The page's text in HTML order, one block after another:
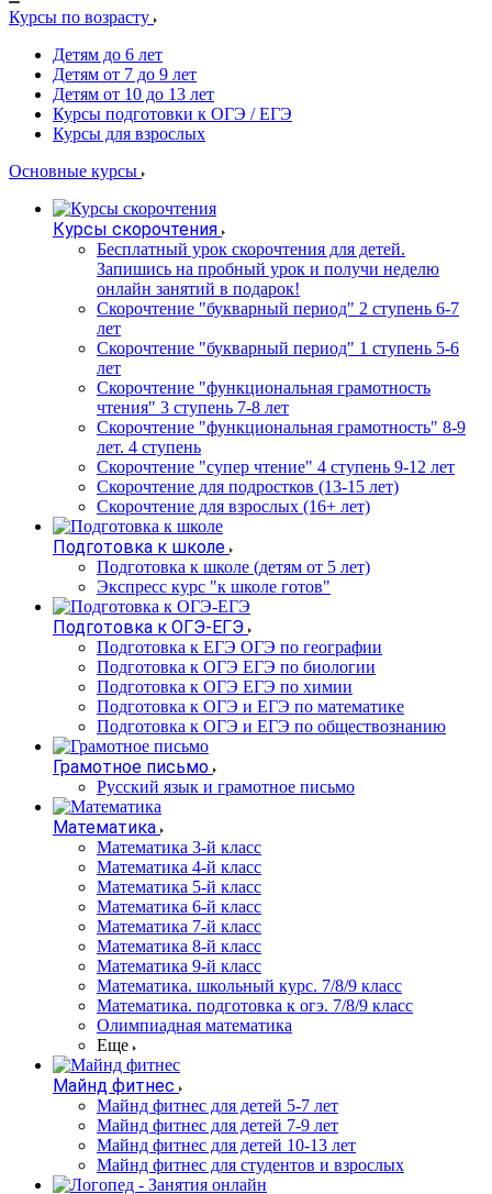
Курсы по возрасту
Детям до 6 лет
Детям от 7 до 9 лет
Детям от 10 до 13 лет
Курсы подготовки к ОГЭ / ЕГЭ
Курсы для взрослых
Основные курсы
Курсы скорочтения
Бесплатный урок скорочтения для детей.
Запишись на пробный урок и получи неделю
онлайн занятий в подарок!
Cкорочтение "букварный период" 2 ступень 6-7
лет
Скорочтение "букварный период" 1 ступень 5-6
лет
Скорочтение "функциональная грамотность
чтения" 3 ступень 7-8 лет
Скорочтение "функциональная грамотность" 8-9
лет. 4 ступень
Скорочтение "супер чтение" 4 ступень 9-12 лет
Скорочтение для подростков (13-15 лет)
Cкорочтение для взрослых (16+ лет)
Подготовка к школе
Подготовка к школе (детям от 5 лет)
Экспресс курс "к школе готов"
Подготовка к ОГЭ-ЕГЭ
Подготовка к ЕГЭ ОГЭ по географии
Подготовка к ОГЭ ЕГЭ по биологии
Подготовка к ОГЭ ЕГЭ по химии
Подготовка к ОГЭ и ЕГЭ по математике
Подготовка к ОГЭ и ЕГЭ по обществознанию
Грамотное письмо
Русский язык и грамотное письмо
Математика
Математика 3-й класс
Математика 4-й класс
Математика 5-й класс
Математика 6-й класс
Математика 7-й класс
Математика 8-й класс
Математика 9-й класс
Математика. школьный курс. 7/8/9 класс
Математика. подготовка к огэ. 7/8/9 класс
Олимпиадная математика
Еще
Майнд фитнес
Майнд фитнес для детей 5-7 лет
Майнд фитнес для детей 7-9 лет
Майнд фитнес для детей 10-13 лет
Майнд фитнес для студентов и взрослых